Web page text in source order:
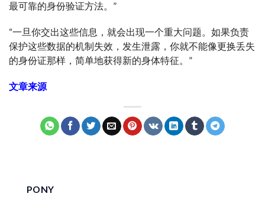
最可靠的身份验证方法。”
“一旦你交出这些信息，就会出现一个重大问题。如果负责
保护这些数据的机制失效，发生泄露，你就不能像更换丢失
的身份证那样，简单地获得新的身体特征。”
文章来源
PONY